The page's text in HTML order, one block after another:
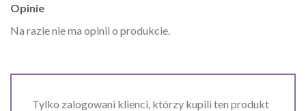
Opinie
Na razie nie ma opinii o produkcie.
Tylko zalogowani klienci, którzy kupili ten produkt